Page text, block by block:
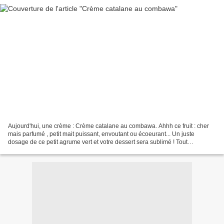
Aujourd'hui, une crème : Crème catalane au combawa. Ahhh ce fruit : cher
mais parfumé , petit mait puissant, envoutant ou écoeurant... Un juste
dosage de ce petit agrume vert et votre dessert sera sublimé ! Tout